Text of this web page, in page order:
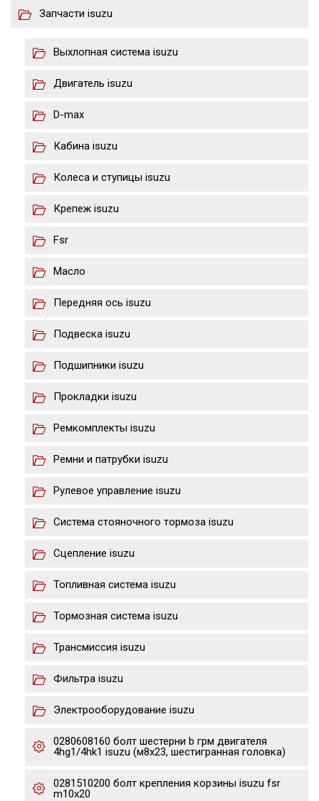
Запчасти isuzu
Выхлопная система isuzu
Двигатель isuzu
D-max
Кабина isuzu
Колеса и ступицы isuzu
Крепеж isuzu
Fsr
Масло
Передняя ось isuzu
Подвеска isuzu
Подшипники isuzu
Прокладки isuzu
Ремкомплекты isuzu
Ремни и патрубки isuzu
Рулевое управление isuzu
Система стояночного тормоза isuzu
Сцепление isuzu
Топливная система isuzu
Тормозная система isuzu
Трансмиссия isuzu
Фильтра isuzu
Электрооборудование isuzu
0280608160 болт шестерни b грм двигателя
4hg1/4hk1 isuzu (м8х23, шестигранная головка)
0281510200 болт крепления корзины isuzu fsr
m10x20